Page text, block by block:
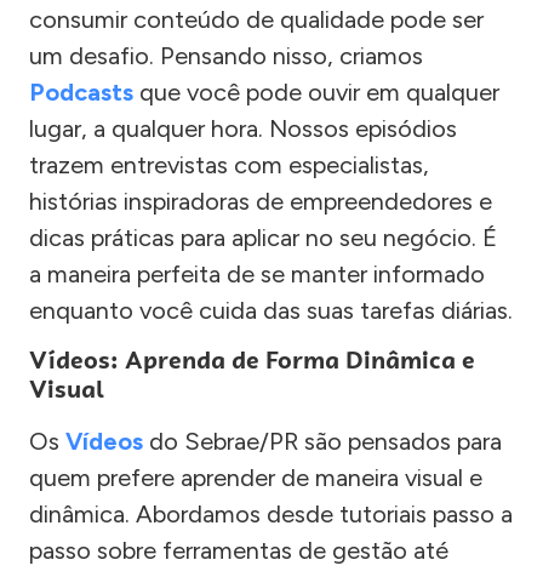
consumir conteúdo de qualidade pode ser
um desafio. Pensando nisso, criamos
Podcasts que você pode ouvir em qualquer
lugar, a qualquer hora. Nossos episódios
trazem entrevistas com especialistas,
histórias inspiradoras de empreendedores e
dicas práticas para aplicar no seu negócio. É
a maneira perfeita de se manter informado
enquanto você cuida das suas tarefas diárias.
Vídeos: Aprenda de Forma Dinâmica e
Visual
Os Vídeos do Sebrae/PR são pensados para
quem prefere aprender de maneira visual e
dinâmica. Abordamos desde tutoriais passo a
passo sobre ferramentas de gestão até